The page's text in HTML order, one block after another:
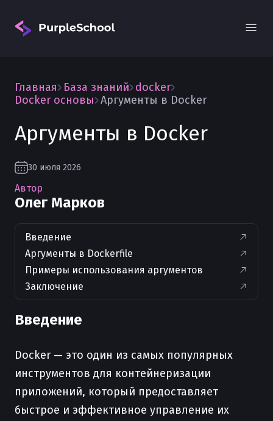
Главная База знаний docker
Docker основы Аргументы в Docker
Аргументы в Docker
30 июля 2026
Автор
Олег Марков
Введение
Аргументы в Dockerfile
Примеры использования аргументов
Заключение
Введение
Docker — это один из самых популярных
инструментов для контейнеризации
приложений, который предоставляет
быстрое и эффективное управление их